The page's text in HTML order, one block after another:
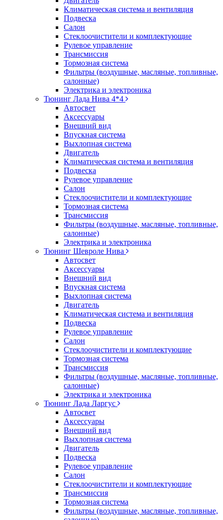
Климатическая система и вентиляция
Подвеска
Салон
Стеклоочистители и комплектующие
Рулевое управление
Трансмиссия
Тормозная система
Фильтры (воздушные, масляные, топливные,
салонные)
Электрика и электроника
Тюнинг Лада Нива 4*4
Автосвет
Аксессуары
Внешний вид
Впускная система
Выхлопная система
Двигатель
Климатическая система и вентиляция
Подвеска
Рулевое управление
Салон
Стеклоочистители и комплектующие
Тормозная система
Трансмиссия
Фильтры (воздушные, масляные, топливные,
салонные)
Электрика и электроника
Тюнинг Шевроле Нива
Автосвет
Аксессуары
Внешний вид
Впускная система
Выхлопная система
Двигатель
Климатическая система и вентиляция
Подвеска
Рулевое управление
Салон
Стеклоочистители и комплектующие
Тормозная система
Трансмиссия
Фильтры (воздушные, масляные, топливные,
салонные)
Электрика и электроника
Тюнинг Лада Ларгус
Автосвет
Аксессуары
Внешний вид
Выхлопная система
Двигатель
Подвеска
Рулевое управление
Салон
Стеклоочистители и комплектующие
Трансмиссия
Тормозная система
Фильтры (воздушные, масляные, топливные,